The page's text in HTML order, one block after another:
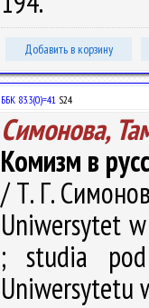
Добавить в корзину
ББК 83.3(0)=41 S24
Симонова,
Комизм в
/ Т. Г.
Uniwersytet
; studia
Uniwersytetu